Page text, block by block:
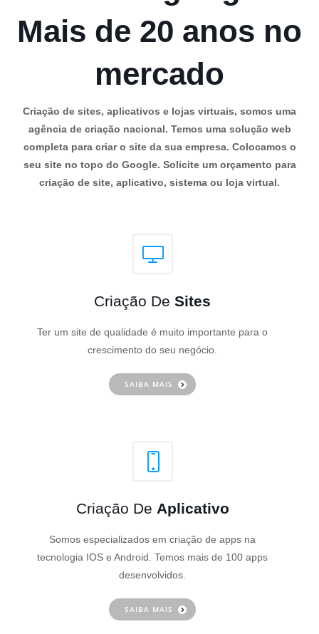
Mais de 20 anos no
mercado
Criação de sites, aplicativos e lojas virtuais, somos uma
agência de criação nacional. Temos uma solução web
completa para criar o site da sua empresa. Colocamos o
seu site no topo do Google. Solicite um orçamento para
criação de site, aplicativo, sistema ou loja virtual.
Criação De Sites
Ter um site de qualidade é muito importante para o
crescimento do seu negócio.
SAIBA MAIS
Criação De Aplicativo
Somos especializados em criação de apps na
tecnologia IOS e Android. Temos mais de 100 apps
desenvolvidos.
SAIBA MAIS